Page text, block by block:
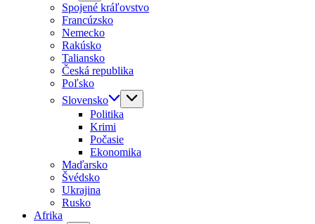
Spojené kráľovstvo
Francúzsko
Nemecko
Rakúsko
Taliansko
Česká republika
Poľsko
Slovensko
Politika
Krimi
Počasie
Ekonomika
Maďarsko
Švédsko
Ukrajina
Rusko
Afrika